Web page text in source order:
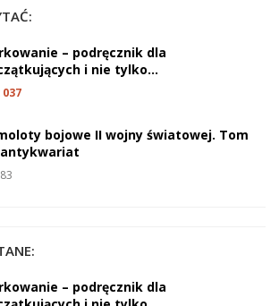
– podręcznik dla
i nie tylko…
037
bojowe II wojny światowej. Tom
– podręcznik dla